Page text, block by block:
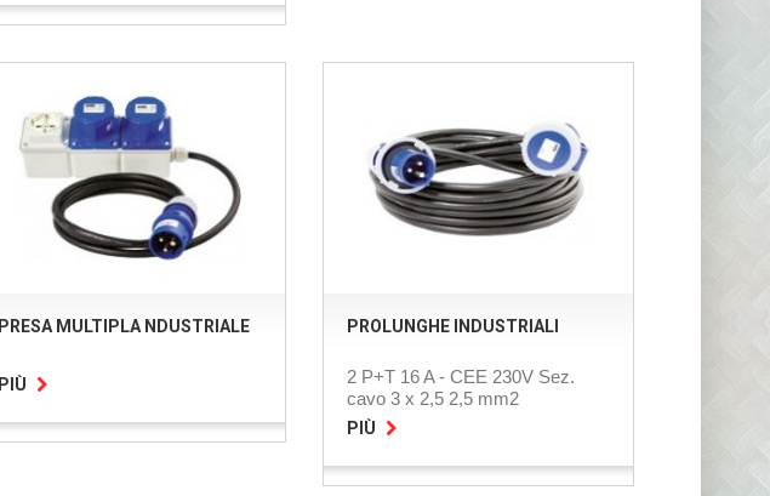
PRESA MULTIPLA NDUSTRIALE
PIÙ
PROLUNGHE INDUSTRIALI
2 P+T 16 A - CEE 230V Sez.
cavo 3 x 2,5 2,5 mm2
PIÙ